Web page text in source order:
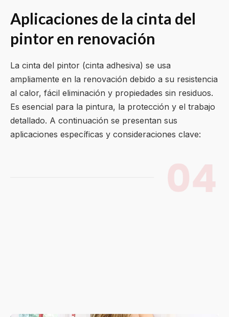
Aplicaciones de la cinta del
pintor en renovación
La cinta del pintor (cinta adhesiva) se usa
ampliamente en la renovación debido a su resistencia
al calor, fácil eliminación y propiedades sin residuos.
Es esencial para la pintura, la protección y el trabajo
detallado. A continuación se presentan sus
aplicaciones específicas y consideraciones clave: